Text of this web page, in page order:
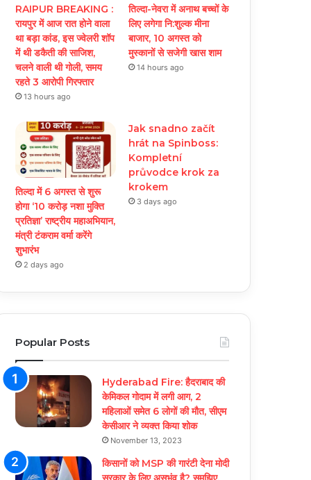
RAIPUR BREAKING :
रायपुर में आज रात होने वाला
था बड़ा कांड, इस ज्वेलरी शॉप
में थी डकैती की साजिश,
चलने वाली थी गोली, समय
रहते 3 आरोपी गिरफ्तार
13 hours ago
तिल्दा-नेवरा में अनाथ बच्चों के
लिए लगेगा नि:शुल्क मीना
बाजार, 10 अगस्त को
मुस्कानों से सजेगी खास शाम
14 hours ago
तिल्दा में 6 अगस्त से शुरू
होगा ‘10 करोड़ नशा मुक्ति
प्रतिज्ञा’ राष्ट्रीय महाअभियान,
मंत्री टंकराम वर्मा करेंगे
शुभारंभ
2 days ago
Jak snadno začít
hrát na Spinboss:
Kompletní
průvodce krok za
krokem
3 days ago
Popular Posts
Hyderabad Fire: हैदराबाद की
केमिकल गोदाम में लगी आग, 2
महिलाओं समेत 6 लोगों की मौत, सीएम
केसीआर ने व्यक्त किया शोक
November 13, 2023
किसानों को MSP की गारंटी देना मोदी